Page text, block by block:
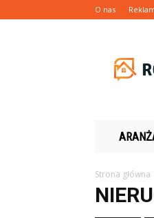
O nas
Strona główna